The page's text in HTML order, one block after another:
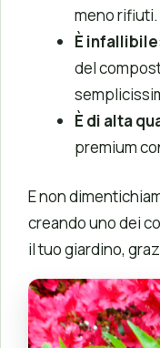
meno rifiuti.
È infallibile
del
È di alta
premium
E non
creando uno dei
il tuo giardino,